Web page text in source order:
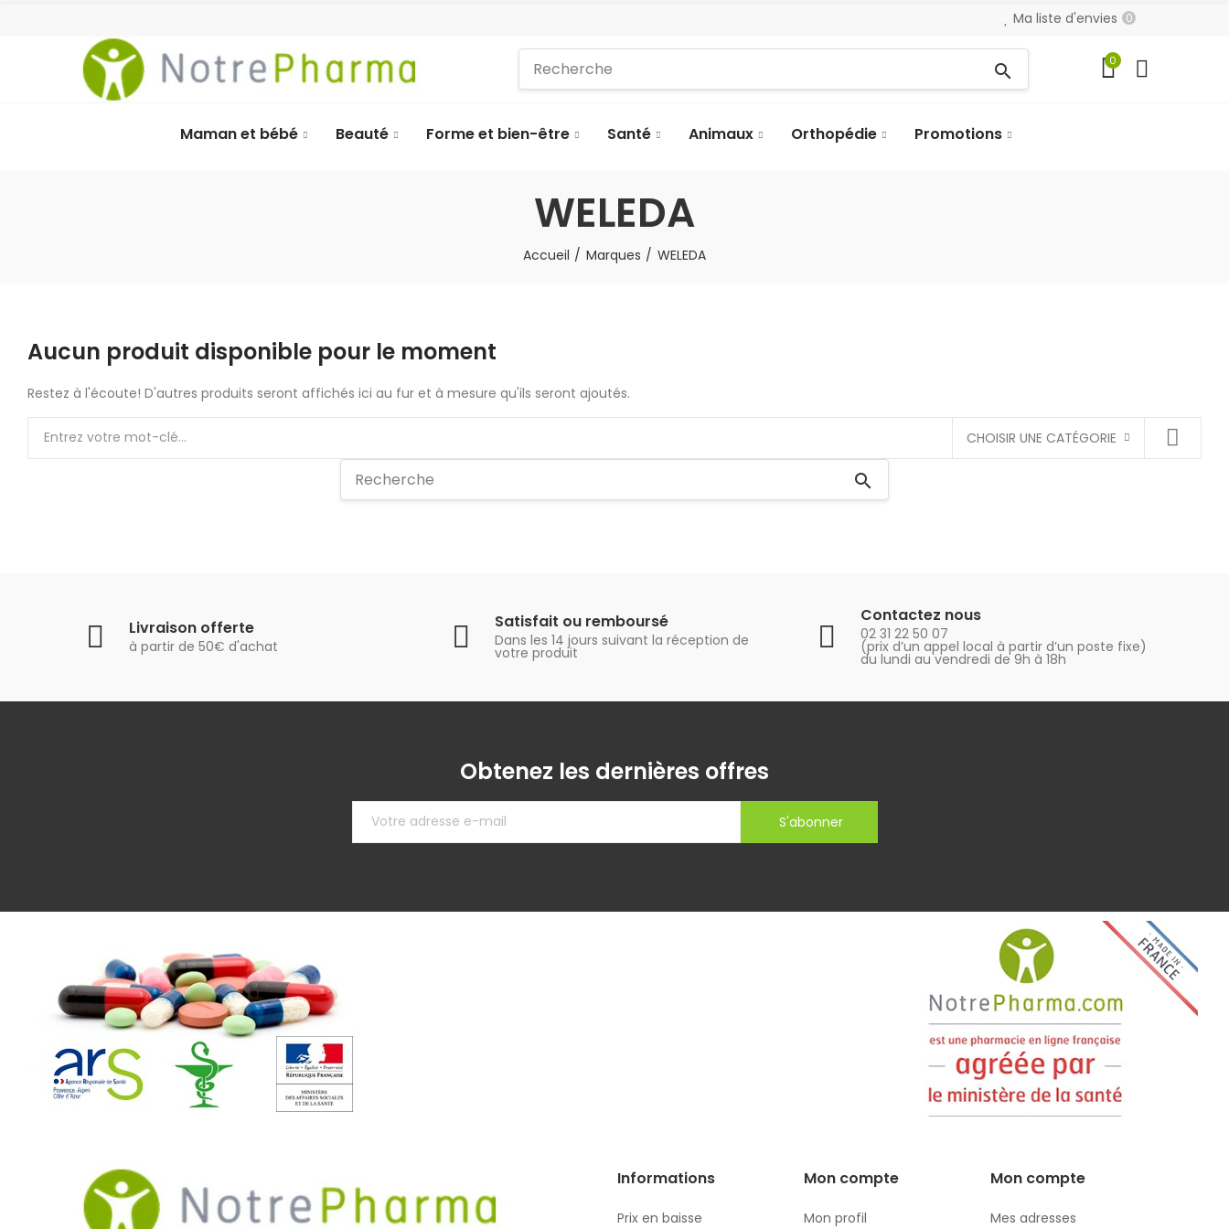
Ma liste d'envies 0
search 0
Maman et bébé Beauté Forme et bien-être Santé Animaux Orthopédie Promotions
WELEDA
Accueil Marques WELEDA
Aucun produit disponible pour le moment
Restez à l'écoute! D'autres produits seront affichés ici au fur et à mesure qu'ils seront ajoutés.
CHOISIR UNE CATÉGORIE
search
Livraison offerte
à partir de 50€ d'achat
Satisfait ou remboursé
Dans les 14 jours suivant la réception de
votre produit
Contactez nous
02 31 22 50 07
(prix d’un appel local à partir d’un poste fixe)
du lundi au vendredi de 9h à 18h
Obtenez les dernières offres
S'abonner
Informations
Prix en baisse
Mon compte
Mon profil
Mon compte
Mes adresses